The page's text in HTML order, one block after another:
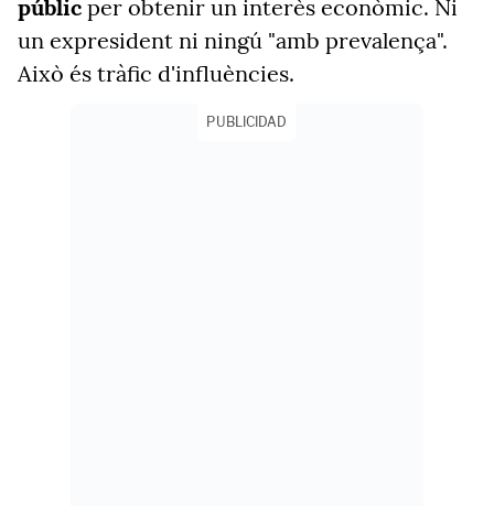
públic per obtenir un interès econòmic. Ni
un expresident ni ningú "amb prevalença".
Això és tràfic d'influències.
PUBLICIDAD